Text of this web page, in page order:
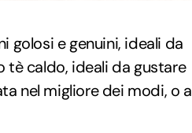
golosi e genuini, ideali da
tè caldo, ideali da gustare
nel migliore dei modi, o a